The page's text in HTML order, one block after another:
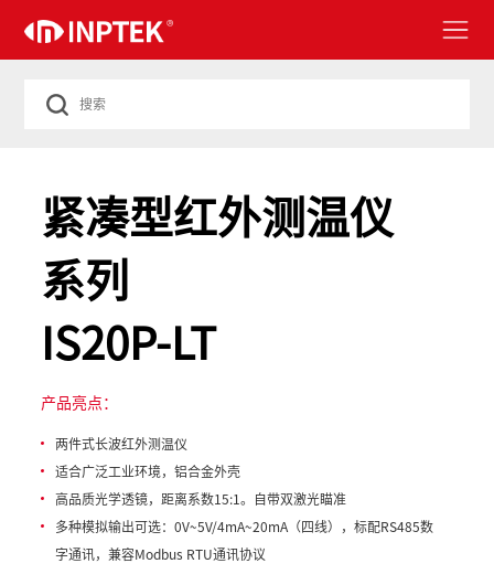
紧凑型红外测温仪
系列
IS20P-LT
产品亮点：
两件式长波红外测温仪
适合广泛工业环境，铝合金外壳
高品质光学透镜，距离系数15:1。自带双激光瞄准
多种模拟输出可选：0V~5V/4mA~20mA（四线），标配RS485数
字通讯，兼容Modbus RTU通讯协议